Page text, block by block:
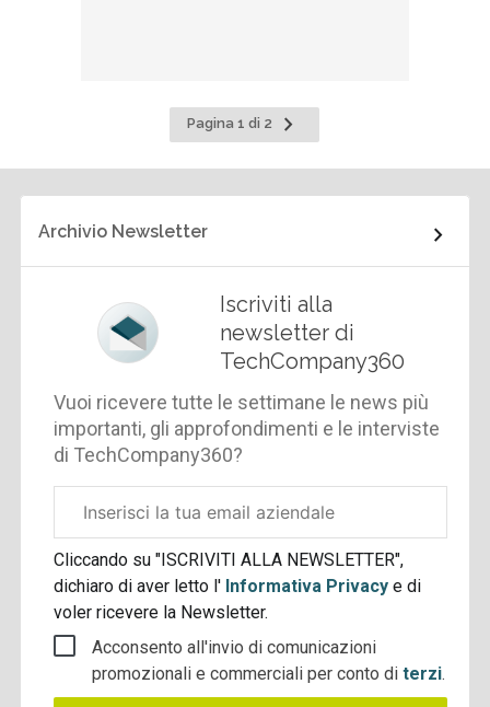
Pagina 1 di 2
Pagina
successiva
Archivio Newsletter
Iscriviti alla
newsletter di
TechCompany360
Vuoi ricevere tutte le settimane le news più
importanti, gli approfondimenti e le interviste
di TechCompany360?
aziendale
Cliccando su "ISCRIVITI ALLA NEWSLETTER",
dichiaro di aver letto l' Informativa Privacye di
voler ricevere la Newsletter.
Acconsento all'invio di comunicazioni
promozionali e commerciali per conto diterzi.